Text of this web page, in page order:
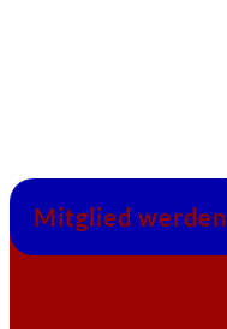
Mitglied werden